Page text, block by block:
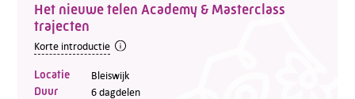
Het nieuwe telen Academy & Masterclass
trajecten
Korte introductie
Locatie Bleiswijk
Duur 6 dagdelen